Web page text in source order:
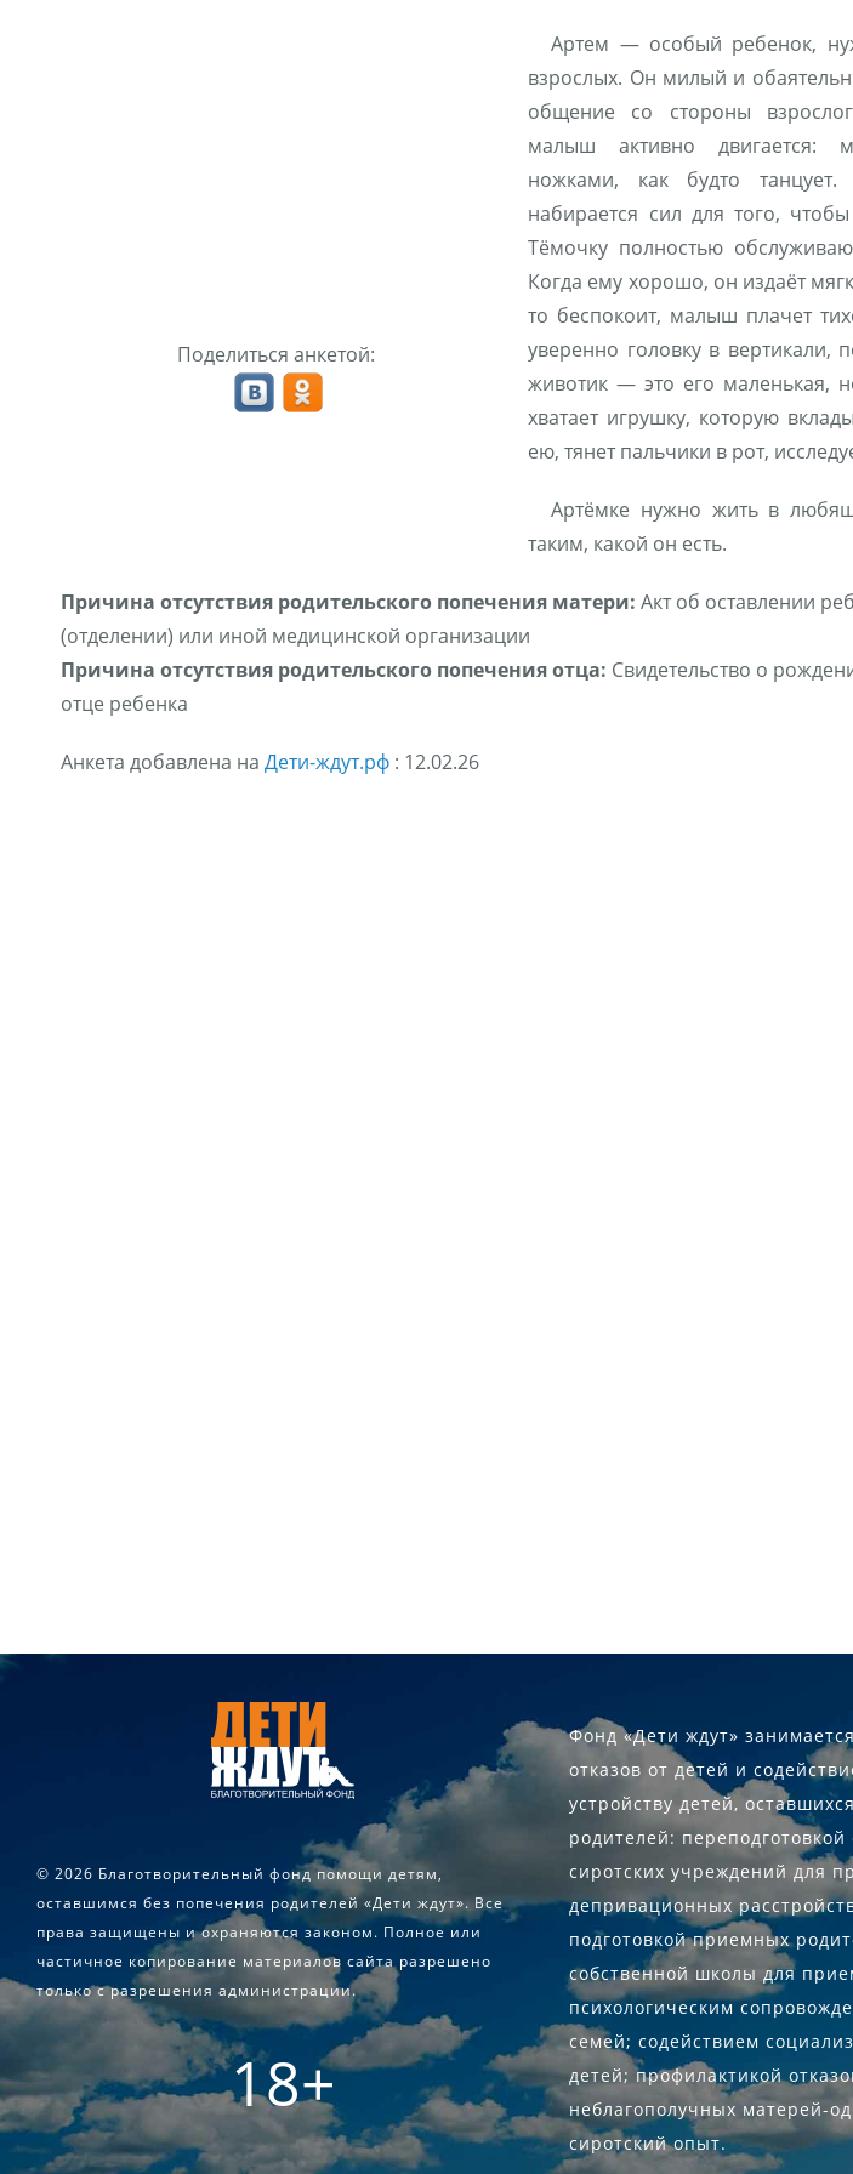
Поделиться анкетой:
Артем — особый ребенок,
взрослых. Он милый и
общение со стороны
малыш активно двигается:
ножками, как будто
набирается сил для того,
Тёмочку полностью
Когда ему хорошо, он издаёт
то беспокоит, малыш плачет
уверенно головку в вертикали,
животик — это его маленькая,
хватает игрушку, которую
ею, тянет пальчики в рот,
Артёмке нужно жить в
таким, какой он есть.
Причина отсутствия родительского попечения матери: Акт об оставлении
(отделении) или иной медицинской организации
Причина отсутствия родительского попечения отца: Свидетельство о
отце ребенка
Анкета добавлена на Дети-ждут.рф: 12.02.26
© 2026 Благотворительный фонд помощи детям,
оставшимся без попечения родителей «Дети ждут». Все
права защищены и охраняются законом. Полное или
частичное копирование материалов сайта разрешено
только с разрешения администрации.
18+
Фонд «Дети ждут»
отказов от детей и
устройству детей,
родителей: переподготовкой
сиротских учреждений для
депривационных
подготовкой приемных
собственной школы для
психологическим
семей; содействием
детей; профилактикой
неблагополучных матерей-
сиротский опыт.